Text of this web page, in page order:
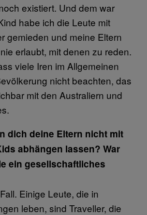
existiert. Und dem war
habe ich die Leute mit
gemieden und meine Eltern
erlaubt, mit denen zu reden.
viele Iren im Allgemeinen
nicht beachten, das
mit den Australiern und
dich deine Eltern nicht mit
abhängen lassen? War
ein gesellschaftliches
Einige Leute, die in
leben, sind Traveller, die